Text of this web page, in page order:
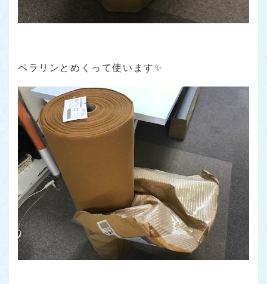
ペラリンとめくって使います✨